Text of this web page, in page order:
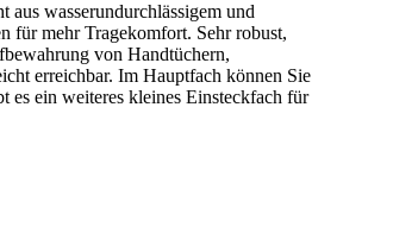
aus wasserundurchlässigem und
für mehr Tragekomfort. Sehr robust,
von Handtüchern,
erreichbar. Im Hauptfach können Sie
es ein weiteres kleines Einsteckfach für